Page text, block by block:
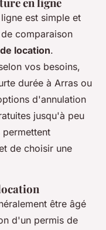
est simple et
comparaison
location.
vos besoins,
durée à Arras ou
d'annulation
jusqu'à peu
de choisir une
être âgé
d'un permis de